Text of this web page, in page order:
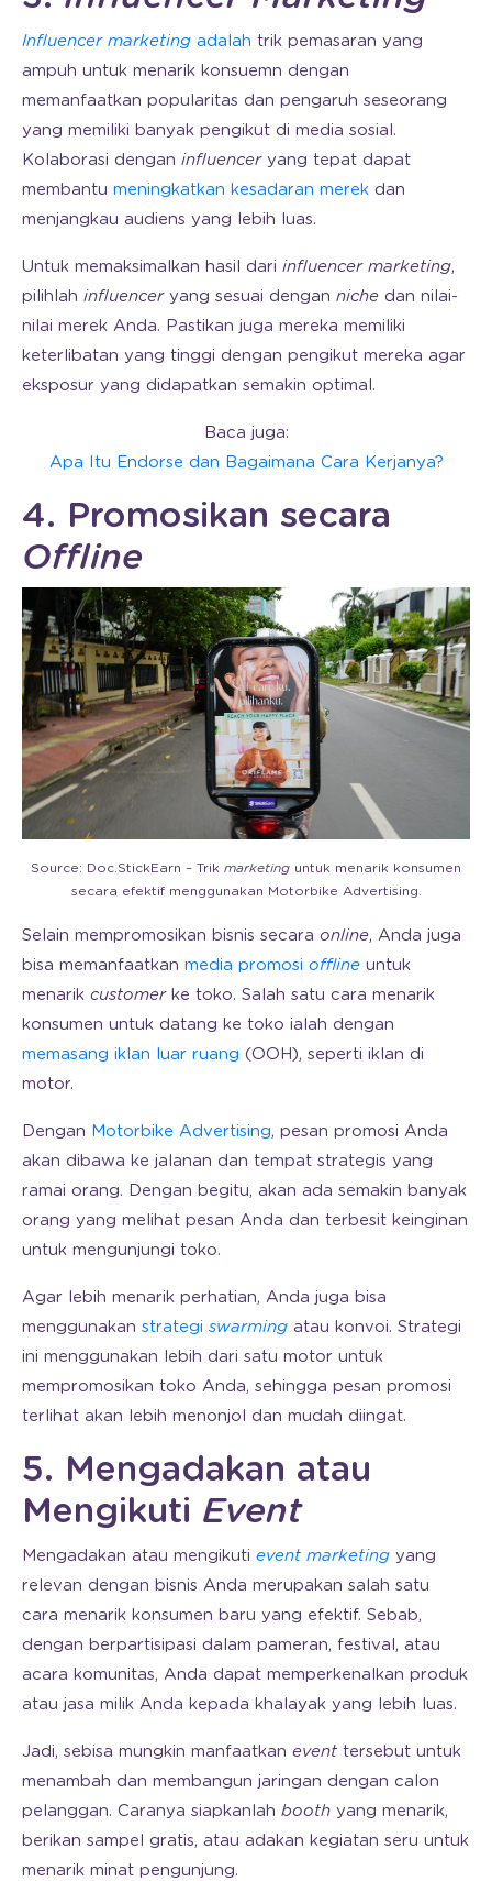
Influencer marketing adalah trik pemasaran yang
ampuh untuk menarik konsuemn dengan
memanfaatkan popularitas dan pengaruh seseorang
yang memiliki banyak pengikut di media sosial.
Kolaborasi dengan influenceryang tepat dapat
membantu meningkatkan kesadaran merek dan
menjangkau audiens yang lebih luas.
Untuk memaksimalkan hasil dari influencer marketing,
pilihlah influenceryang sesuai dengan niche dan nilai-
nilai merek Anda. Pastikan juga mereka memiliki
keterlibatan yang tinggi dengan pengikut mereka agar
eksposur yang didapatkan semakin optimal.
Baca juga:
Apa Itu Endorse dan Bagaimana Cara Kerjanya?
4. Promosikan secara
Offline
Source: Doc.StickEarn – Trik marketing untuk menarik konsumen
secara efektif menggunakan Motorbike Advertising.
Selain mempromosikan bisnis secara online, Anda juga
bisa memanfaatkan media promosi offline untuk
menarik customerke toko. Salah satu cara menarik
konsumen untuk datang ke toko ialah dengan
memasang iklan luar ruang (OOH), seperti iklan di
motor.
Dengan Motorbike Advertising, pesan promosi Anda
akan dibawa ke jalanan dan tempat strategis yang
ramai orang. Dengan begitu, akan ada semakin banyak
orang yang melihat pesan Anda dan terbesit keinginan
untuk mengunjungi toko.
Agar lebih menarik perhatian, Anda juga bisa
menggunakan strategi swarming atau konvoi. Strategi
ini menggunakan lebih dari satu motor untuk
mempromosikan toko Anda, sehingga pesan promosi
terlihat akan lebih menonjol dan mudah diingat.
5. Mengadakan atau
Mengikuti Event
Mengadakan atau mengikuti event marketing yang
relevan dengan bisnis Anda merupakan salah satu
cara menarik konsumen baru yang efektif. Sebab,
dengan berpartisipasi dalam pameran, festival, atau
acara komunitas, Anda dapat memperkenalkan produk
atau jasa milik Anda kepada khalayak yang lebih luas.
Jadi, sebisa mungkin manfaatkan eventtersebut untuk
menambah dan membangun jaringan dengan calon
pelanggan. Caranya siapkanlah booth yang menarik,
berikan sampel gratis, atau adakan kegiatan seru untuk
menarik minat pengunjung.